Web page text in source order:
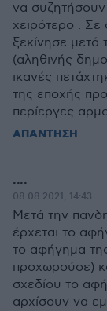
να συζητήσουν
χειρότερο .
ξεκίνησε μετά
(αληθινής
ικανές
της εποχής
περίεργες
ΑΠΑΝΤΗΣΗ
....
08.08.2021, 14:43
Μετά την
έρχεται το
το αφήγημα
προχωρούσε)
σχεδίου το
αρχίσουν να